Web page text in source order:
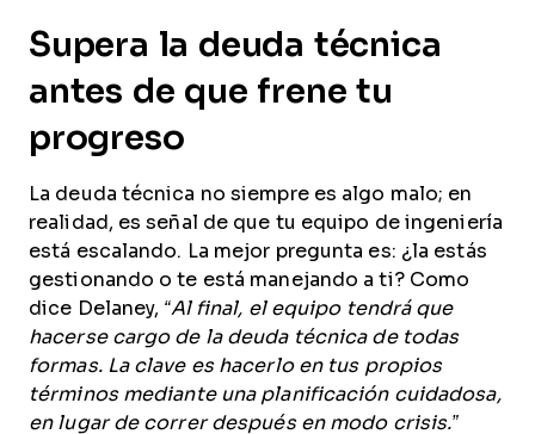
Supera la deuda técnica
antes de que frene tu
progreso
La deuda técnica no siempre es algo malo; en
realidad, es señal de que tu equipo de ingeniería
está escalando. La mejor pregunta es: ¿la estás
gestionando o te está manejando a ti? Como
dice Delaney, “Al final, el equipo tendrá que
hacerse cargo de la deuda técnica de todas
formas. La clave es hacerlo en tus propios
términos mediante una planificación cuidadosa,
en lugar de correr después en modo crisis.”